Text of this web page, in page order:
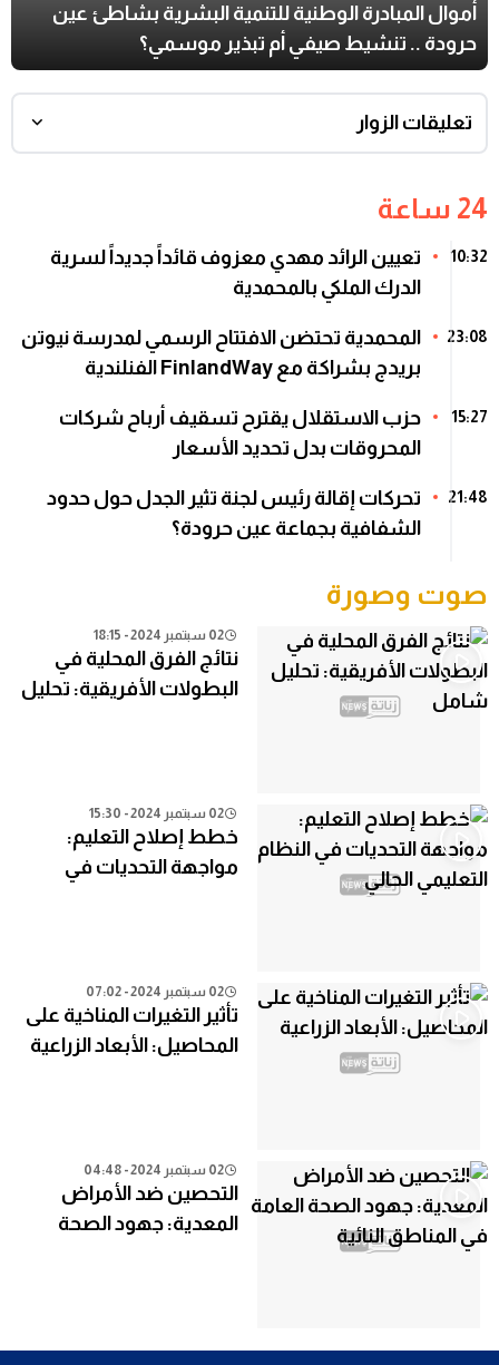
أموال المبادرة الوطنية للتنمية البشرية بشاطئ عين
حرودة .. تنشيط صيفي أم تبذير موسمي؟
تعليقات الزوار
24 ساعة
10:32
تعيين الرائد مهدي معزوف قائداً جديداً لسرية
الدرك الملكي بالمحمدية
23:08
المحمدية تحتضن الافتتاح الرسمي لمدرسة نيوتن
بريدج بشراكة مع FinlandWay الفنلندية
15:27
حزب الاستقلال يقترح تسقيف أرباح شركات
المحروقات بدل تحديد الأسعار
21:48
تحركات إقالة رئيس لجنة تثير الجدل حول حدود
الشفافية بجماعة عين حرودة؟
صوت وصورة
02 سبتمبر 2024 - 18:15
نتائج الفرق المحلية في
البطولات الأفريقية: تحليل
02 سبتمبر 2024 - 15:30
خطط إصلاح التعليم:
مواجهة التحديات في
02 سبتمبر 2024 - 07:02
تأثير التغيرات المناخية على
المحاصيل: الأبعاد الزراعية
02 سبتمبر 2024 - 04:48
التحصين ضد الأمراض
المعدية: جهود الصحة